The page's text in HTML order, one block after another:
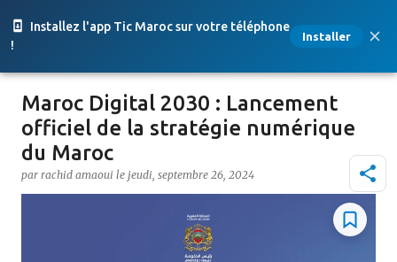
Installez l'app Tic Maroc sur votre téléphone
!
Installer
Accéder au contenu principal
Maroc Digital 2030 : Lancement
officiel de la stratégie numérique
du Maroc
par rachid amaoui le jeudi, septembre 26, 2024